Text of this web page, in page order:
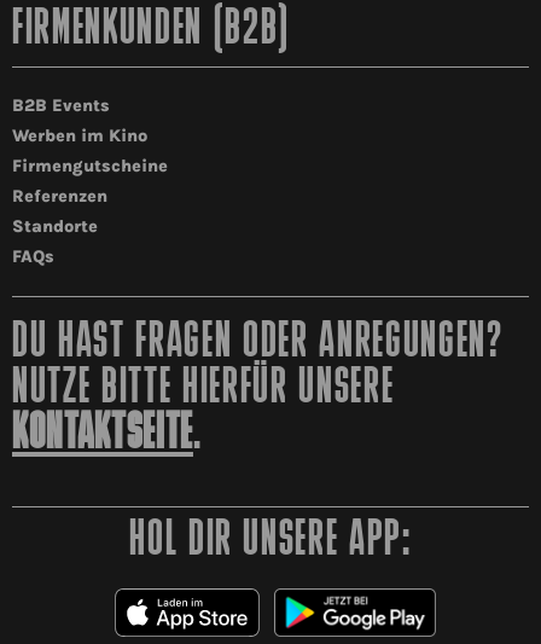
FIRMENKUNDEN (B2B)
B2B Events
Werben im Kino
Firmengutscheine
Referenzen
Standorte
FAQs
DU HAST FRAGEN ODER ANREGUNGEN?
NUTZE BITTE HIERFÜR UNSERE
KONTAKTSEITE.
HOL DIR UNSERE APP: